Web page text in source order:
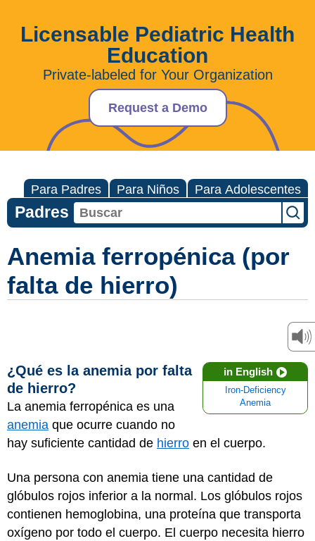
Licensable Pediatric Health
Education
Private-labeled for Your Organization
Request a Demo
Para Padres Para Niños Para Adolescentes
Padres
Anemia ferropénica (por
falta de hierro)
in English
Iron-Deficiency
Anemia
¿Qué es la anemia por falta
de hierro?
La anemia ferropénica es una
anemia que ocurre cuando no
hay suficiente cantidad de hierro en el cuerpo.
Una persona con anemia tiene una cantidad de
glóbulos rojos inferior a la normal. Los glóbulos rojos
contienen hemoglobina, una proteína que transporta
oxígeno por todo el cuerpo. El cuerpo necesita hierro